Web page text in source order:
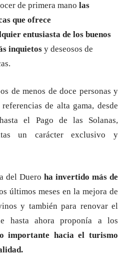
de primera mano las
que ofrece
entusiasta de los buenos
inquietos y deseosos de
de menos de doce personas y
de alta gama, desde
el Pago de las Solanas,
un carácter exclusivo y
del Duero ha invertido más de
últimos meses en la mejora de
y también para renovar el
hasta ahora proponía a los
importante hacia el turismo